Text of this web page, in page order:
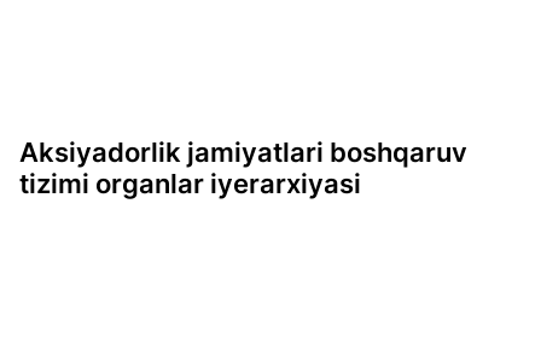
Aksiyadorlik jamiyatlari boshqaruv
tizimi organlar iyerarxiyasi